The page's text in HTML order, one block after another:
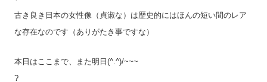
古き良き日本の女性像（貞淑な）は歴史的にはほんの短い間のレア
な存在なのです（ありがたき事ですな）
本日はここまで、また明日(^.^)/~~~
?